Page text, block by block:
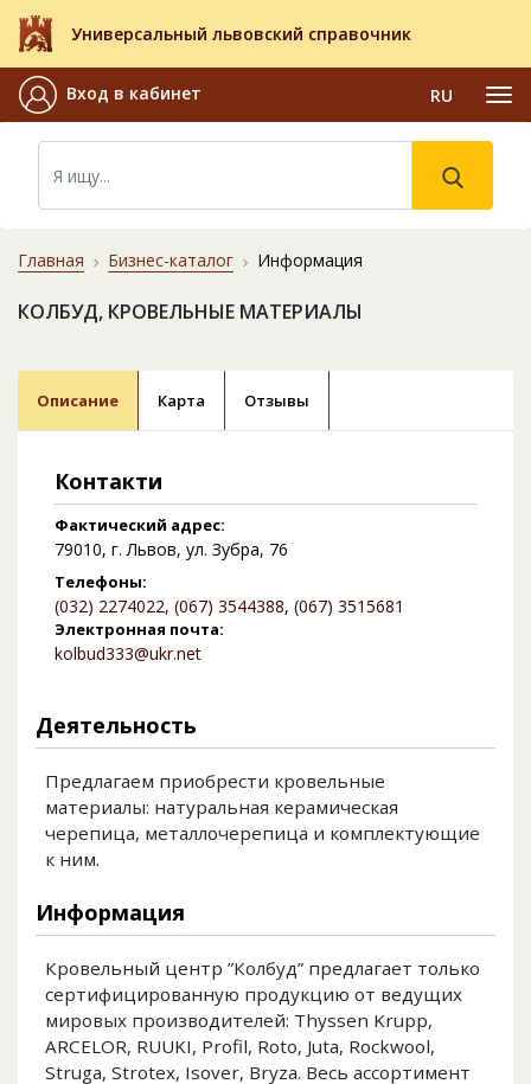
Универсальный львовский справочник
Вход в кабинет RU
Главная Бизнес-каталог Информация
КОЛБУД, КРОВЕЛЬНЫЕ МАТЕРИАЛЫ
Описание Карта Отзывы
Контакти
Фактический адрес:
79010, г. Львов, ул. Зубра, 76
Телефоны:
(032) 2274022, (067) 3544388, (067) 3515681
Электронная почта:
kolbud333@ukr.net
Деятельность
Предлагаем приобрести кровельные
материалы: натуральная керамическая
черепица, металлочерепица и комплектующие
к ним.
Информация
Кровельный центр ”Колбуд” предлагает только
сертифицированную продукцию от ведущих
мировых производителей: Thyssen Krupp,
ARCELOR, RUUKI, Profil, Roto, Juta, Rockwool,
Struga, Strotex, Isover, Bryza. Весь ассортимент